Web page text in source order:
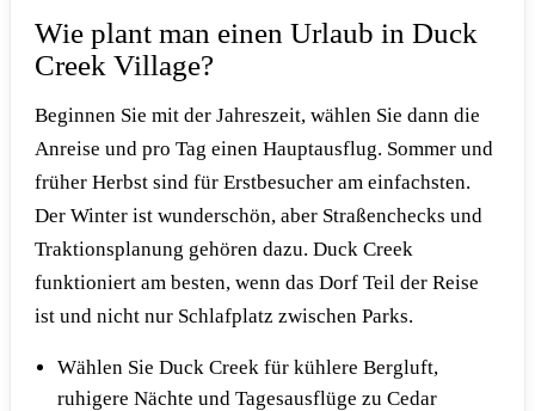
Wie plant man einen Urlaub in Duck
Creek Village?
Beginnen Sie mit der Jahreszeit, wählen Sie dann die
Anreise und pro Tag einen Hauptausflug. Sommer und
früher Herbst sind für Erstbesucher am einfachsten.
Der Winter ist wunderschön, aber Straßenchecks und
Traktionsplanung gehören dazu. Duck Creek
funktioniert am besten, wenn das Dorf Teil der Reise
ist und nicht nur Schlafplatz zwischen Parks.
Wählen Sie Duck Creek für kühlere Bergluft,
ruhigere Nächte und Tagesausflüge zu Cedar